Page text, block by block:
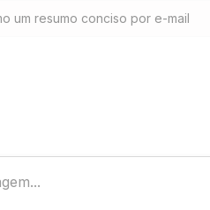
um resumo conciso por e-mail